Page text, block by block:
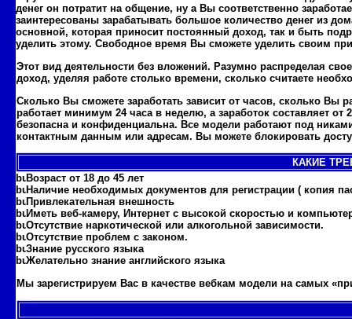
денег он потратит на общение, ну а Вы соответственно
заинтересованы зарабатывать большое количество денег из
основной, которая приносит постоянный доход, так и быть
уделить этому. Свободное время Вы сможете уделить своим
Этот вид деятельности без вложений. Разумно распределая
доход, уделяя работе столько времени, сколько считаете
Сколько Вы сможете заработать зависит от часов, сколько Вы
работает минимум 24 часа в неделю, а заработок составляет
безопасна и конфиденциальна. Все модели работают под
контактным данным или адресам. Вы можете блокировать
КАКИЕ
Возраст от 18 до 45 лет
Наличие необходимых документов для регистрации ( копия
Привлекательная внешность
Иметь веб-камеру, Интернет с высокой скоростью и
Отсутствие наркотической или алкогольной зависимости.
Отсутствие проблем с законом.
Знание русского языка
Желательно знание английского языка
Мы зарегистрируем Вас в качестве вебкам модели на самых